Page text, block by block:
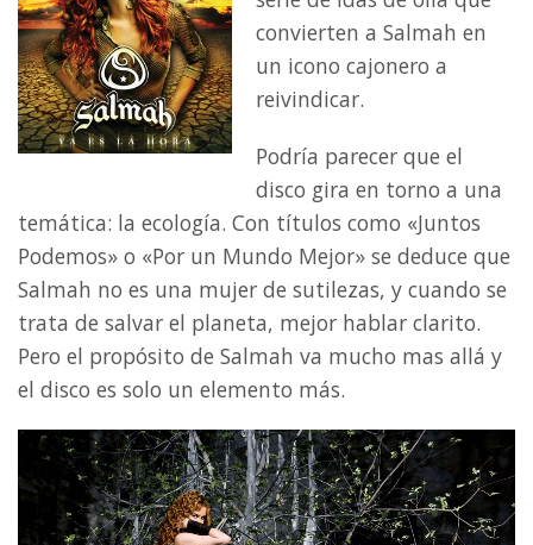
convierten a Salmah en
un icono cajonero a
reivindicar.
Podría parecer que el
disco gira en torno a una
temática: la ecología. Con títulos como «Juntos
Podemos» o «Por un Mundo Mejor» se deduce que
Salmah no es una mujer de sutilezas, y cuando se
trata de salvar el planeta, mejor hablar clarito.
Pero el propósito de Salmah va mucho mas allá y
el disco es solo un elemento más.